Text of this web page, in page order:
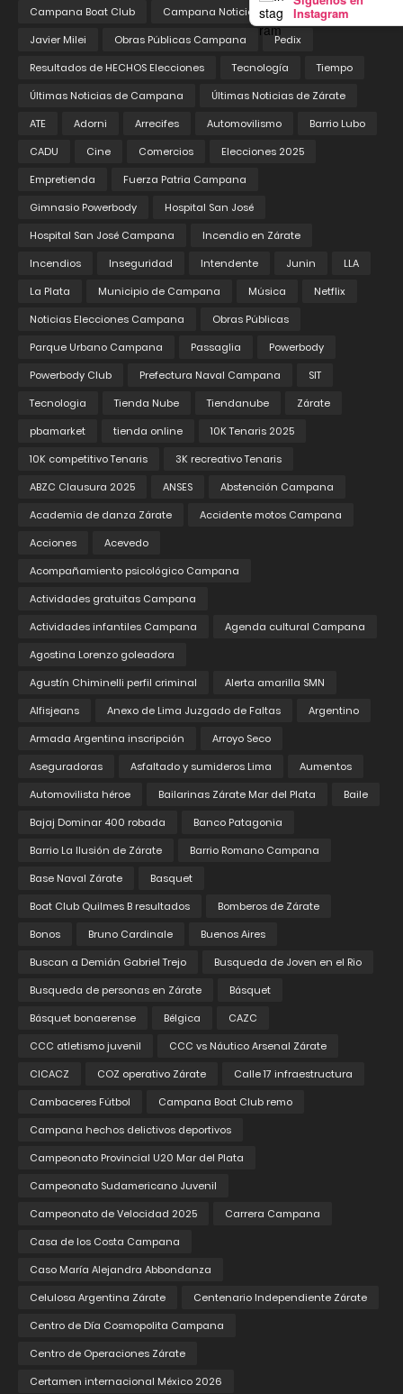
Instagram
Campana Boat Club Campana Noticias
Educación
Javier Milei
Obras Públicas Campana
Pedix
Resultados de HECHOS Elecciones
Tecnología
Tiempo
Últimas Noticias de Campana
Últimas Noticias de Zárate
ATE
Adorni Arrecifes Automovilismo
Barrio Lubo
CADU
Cine Comercios
Elecciones 2025
Empretienda
Fuerza Patria Campana
Gimnasio Powerbody
Hospital San José
Hospital San José Campana
Incendio en Zárate
Incendios
Inseguridad Intendente Junin
LLA
La Plata
Municipio de Campana Música
Netflix
Noticias Elecciones Campana
Obras Públicas
Parque Urbano Campana
Passaglia
Powerbody
Powerbody Club
Prefectura Naval Campana
SIT
Tecnologia
Tienda Nube Tiendanube
Zárate
pbamarket
tienda online
10K Tenaris 2025
10K competitivo Tenaris
3K recreativo Tenaris
ABZC Clausura 2025
ANSES
Abstención Campana
Academia de danza Zárate
Accidente motos Campana
Acciones
Acevedo
Acompañamiento psicológico Campana
Actividades gratuitas Campana
Actividades infantiles Campana
Agenda cultural Campana
Agostina Lorenzo goleadora
Agustín Chiminelli perfil criminal
Alerta amarilla SMN
Alfisjeans
Anexo de Lima Juzgado de Faltas
Argentino
Armada Argentina inscripción
Arroyo Seco
Aseguradoras
Asfaltado y sumideros Lima
Aumentos
Automovilista héroe
Bailarinas Zárate Mar del Plata
Baile
Bajaj Dominar 400 robada
Banco Patagonia
Barrio La Ilusión de Zárate
Barrio Romano Campana
Base Naval Zárate
Basquet
Boat Club Quilmes B resultados
Bomberos de Zárate
Bonos
Bruno Cardinale
Buenos Aires
Buscan a Demián Gabriel Trejo
Busqueda de Joven en el Rio
Busqueda de personas en Zárate
Básquet
Básquet bonaerense
Bélgica
CAZC
CCC atletismo juvenil
CCC vs Náutico Arsenal Zárate
CICACZ
COZ operativo Zárate
Calle 17 infraestructura
Cambaceres Fútbol
Campana Boat Club remo
Campana hechos delictivos deportivos
Campeonato Provincial U20 Mar del Plata
Campeonato Sudamericano Juvenil
Campeonato de Velocidad 2025
Carrera Campana
Casa de los Costa Campana
Caso María Alejandra Abbondanza
Celulosa Argentina Zárate
Centenario Independiente Zárate
Centro de Día Cosmopolita Campana
Centro de Operaciones Zárate
Certamen internacional México 2026